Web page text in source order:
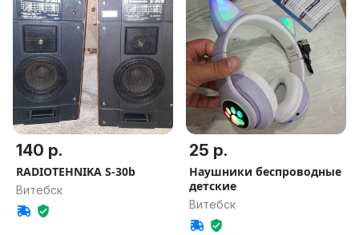
140 р.
RADIOTEHNIKA S-30b
Витебск
25 р.
Наушники беспроводные
детские
Витебск